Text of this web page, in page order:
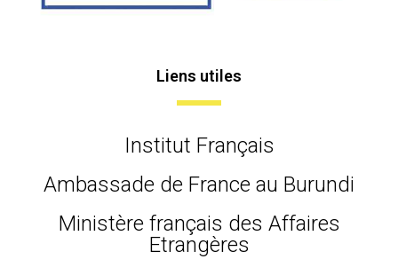
Liens utiles
Institut Français
Ambassade de France au Burundi
Ministère français des Affaires
Etrangères